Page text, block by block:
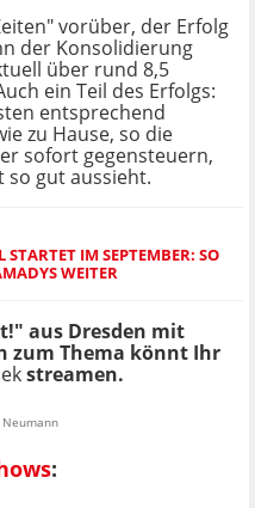
vorüber, der Erfolg
der Konsolidierung
über rund 8,5
ein Teil des Erfolgs:
entsprechend
zu Hause, so die
sofort gegensteuern,
so gut aussieht.
STARTET IM SEPTEMBER: SO
WEITER
aus Dresden mit
zum Thema könnt Ihr
streamen.
: